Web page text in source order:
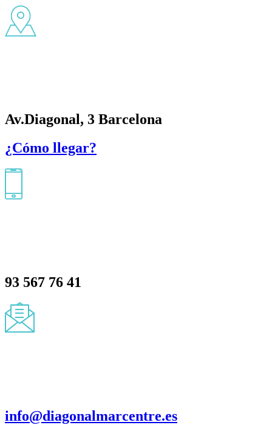
Av.Diagonal, 3 Barcelona
¿Cómo llegar?
93 567 76 41
info@diagonalmarcentre.es